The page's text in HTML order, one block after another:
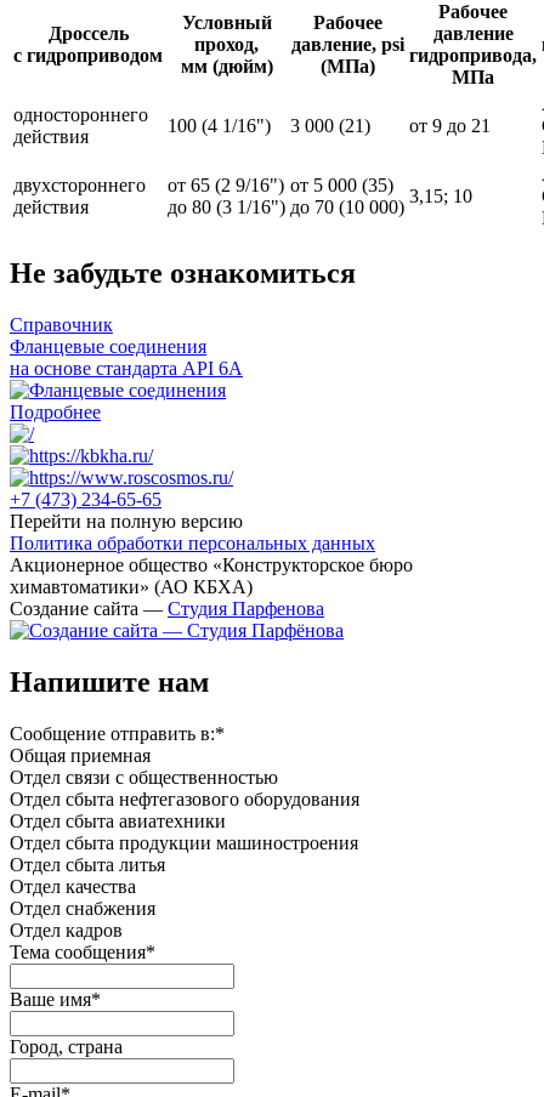
Дроссель
с гидроприводом
Условный
проход,
мм (дюйм)
Рабочее
давление, psi
(МПа)
Рабочее
давление
гидропривода,
МПа
одностороннего
действия
100 (4 1/16") 3 000 (21) от 9 до 21
двухстороннего
действия
от 65 (2 9/16")
до 80 (3 1/16")
от 5 000 (35)
до 70 (10 000)
3,15; 10
Не забудьте ознакомиться
Справочник
Фланцевые соединения
на основе стандарта API 6A
Подробнее
+7 (473) 234-65-65
Перейти на полную версию
Политика обработки персональных данных
Акционерное общество «Конструкторское бюро
химавтоматики» (АО КБХА)
Создание сайта — Студия Парфенова
Напишите нам
Сообщение отправить в:*
Общая приемная
Отдел связи с общественностью
Oтдел сбыта нефтегазового оборудования
Отдел сбыта авиатехники
Отдел сбыта продукции машиностроения
Отдел сбыта литья
Отдел качества
Oтдел снабжения
Отдел кадров
Тема сообщения*
Ваше имя*
Город, страна